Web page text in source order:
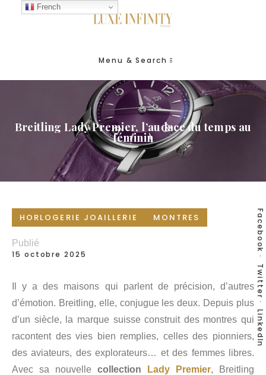
Menu & Search
Breitling Lady Premier, l’audace du temps au
féminin
Facebook
Twitter
LinkedIn
HORLOGERIE JOAILLERIE MONTRES
Publié
15 octobre 2025
Il y a des maisons qui parlent de précision, d’autres
d’émotion. Breitling, elle, conjugue les deux. Depuis plus
d’un siècle, la marque suisse construit des montres qui
racontent des vies bien remplies, celles des pionniers,
des aviateurs, des explorateurs… et des femmes libres.
Avec sa nouvelle collection Lady Premier, Breitling
French